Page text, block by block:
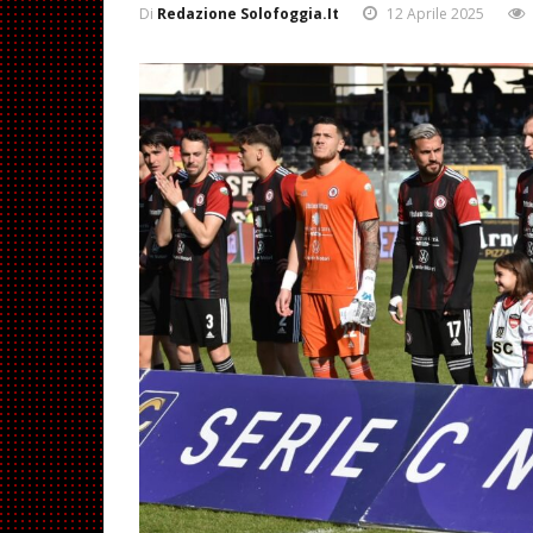
Di Redazione Solofoggia.it 12 Aprile 2025